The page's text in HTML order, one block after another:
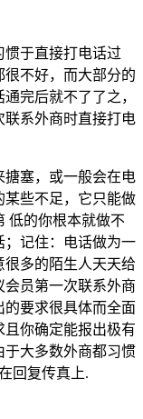
惯于直接打电话过
不好，而大部分的
完后就不了了之，
联系外商时直接打电
搪塞，或一般会在电
某些不足，它只能做
低的你根本就做不
；记住：电话做为一
多的陌生人天天给
员第一次联系外商
要求很具体而全面
且你确定能报出极有
于大多数外商都习惯
回复传真上.